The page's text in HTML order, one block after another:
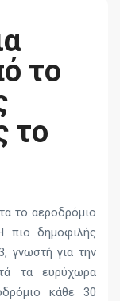
το
το
το αεροδρόμιο
πιο δημοφιλής
γνωστή για την
τα ευρύχωρα
κάθε 30